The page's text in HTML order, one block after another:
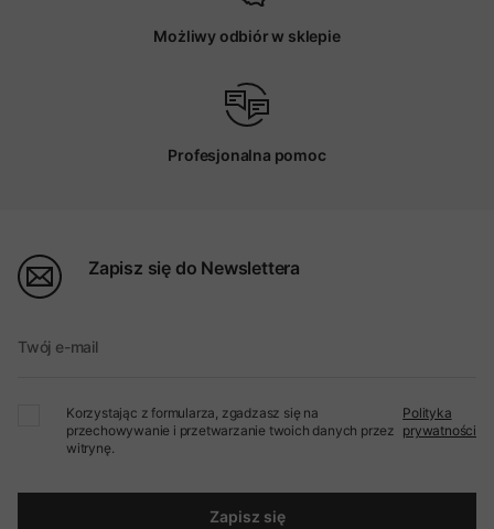
Możliwy odbiór w sklepie
Profesjonalna pomoc
Zapisz się do Newslettera
Twój e-mail
Korzystając z formularza, zgadzasz się na
przechowywanie i przetwarzanie twoich danych przez
witrynę.
Polityka
prywatności
Zapisz się